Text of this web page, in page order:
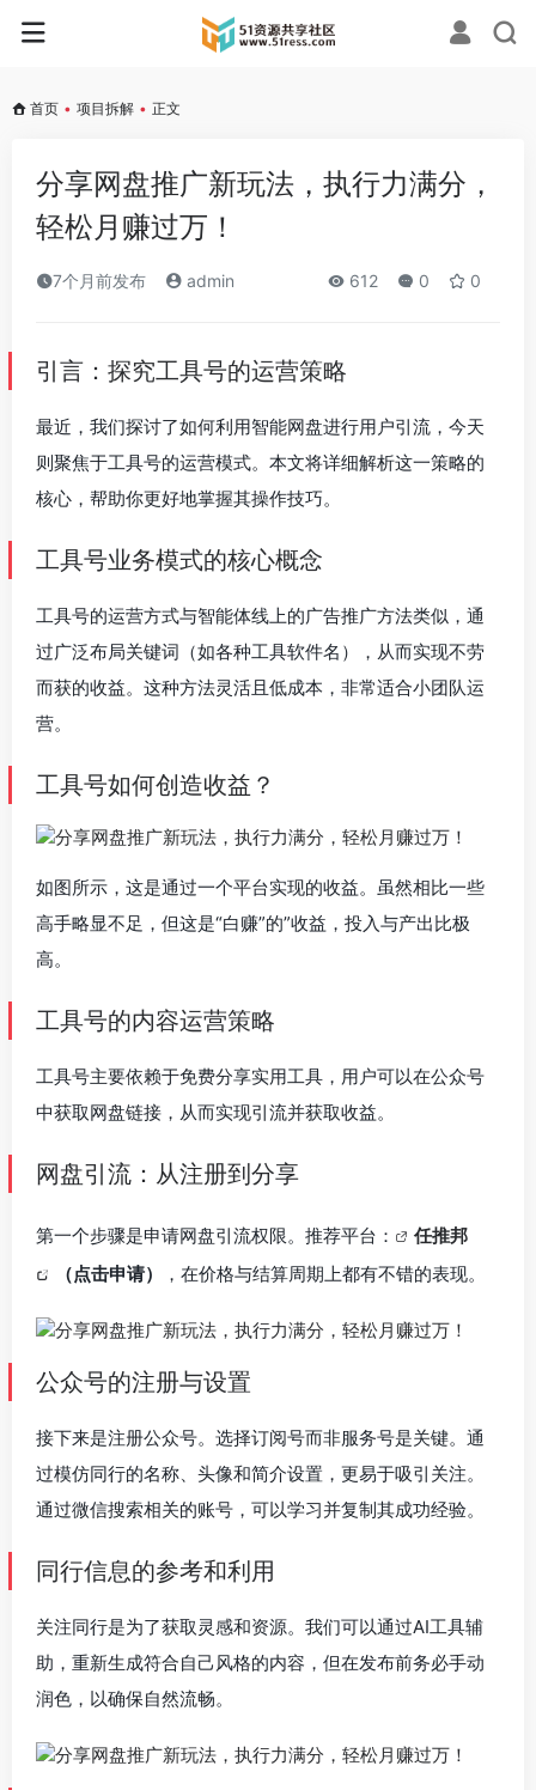
首页 • 项目拆解 • 正文
分享网盘推广新玩法，执行力满分，
轻松月赚过万！
7个月前发布 admin 612 0 0
引言：探究工具号的运营策略
最近，我们探讨了如何利用智能网盘进行用户引流，今天
则聚焦于工具号的运营模式。本文将详细解析这一策略的
核心，帮助你更好地掌握其操作技巧。
工具号业务模式的核心概念
工具号的运营方式与智能体线上的广告推广方法类似，通
过广泛布局关键词 （如各种工具软件名），从而实现不劳
而获的收益。这种方法灵活且低成本，非常适合小团队运
营。
工具号如何创造收益？
如图所示，这是通过一个平台实现的收益。虽然相比一些
高手略显不足，但这是“白赚”的”收益，投入与产出比极
高。
工具号的内容运营策略
工具号主要依赖于免费分享实用工具 ，用户可以在公众号
中获取网盘链接，从而实现引流并获取收益。
网盘引流：从注册到分享
第一个步骤是申请网盘引流权限。推荐平台：
任推邦
（点击申请）
，在价格与结算周期上都有不错的表现。
公众号的注册与设置
接下来是注册公众号。选择订阅号而非服务号是关键。通
过模仿同行的名称、头像和简介设置，更易于吸引关注。
通过微信搜索相关的账号，可以学习并复制其成功经验。
同行信息的参考和利用
关注同行是为了获取灵感和资源。我们可以通过AI工具辅
助，重新生成符合自己风格的内容，但在发布前务必手动
润色 ，以确保自然流畅。